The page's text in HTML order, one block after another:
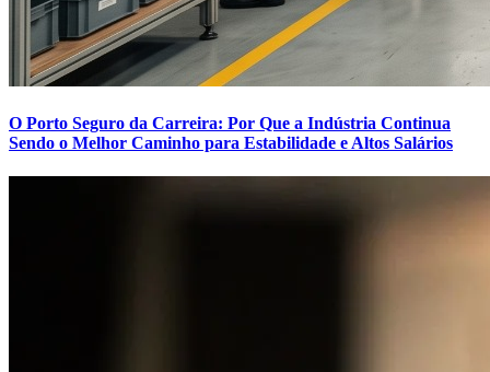
O Porto Seguro da Carreira: Por Que a Indústria Continua
Sendo o Melhor Caminho para Estabilidade e Altos Salários